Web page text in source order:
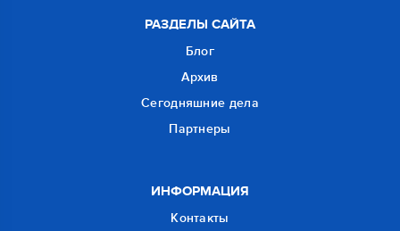
РАЗДЕЛЫ САЙТА
Блог
Архив
Сегодняшние дела
Партнеры
ИНФОРМАЦИЯ
Контакты